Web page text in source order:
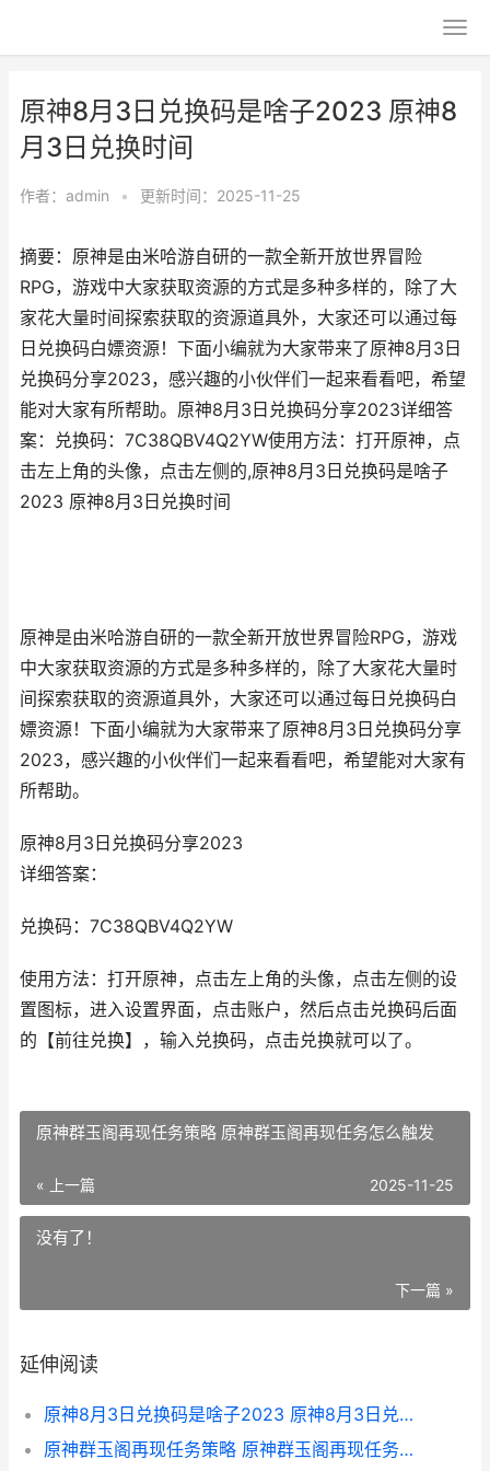
原神8月3日兑换码是啥子2023 原神8
月3日兑换时间
作者： admin • 更新时间：2025-11-25
摘要：原神是由米哈游自研的一款全新开放世界冒险
RPG，游戏中大家获取资源的方式是多种多样的，除了大
家花大量时间探索获取的资源道具外，大家还可以通过每
日兑换码白嫖资源！下面小编就为大家带来了原神8月3日
兑换码分享2023，感兴趣的小伙伴们一起来看看吧，希望
能对大家有所帮助。原神8月3日兑换码分享2023详细答
案：兑换码：7C38QBV4Q2YW使用方法：打开原神，点
击左上角的头像，点击左侧的,原神8月3日兑换码是啥子
2023 原神8月3日兑换时间
原神是由米哈游自研的一款全新开放世界冒险RPG，游戏
中大家获取资源的方式是多种多样的，除了大家花大量时
间探索获取的资源道具外，大家还可以通过每日兑换码白
嫖资源！下面小编就为大家带来了原神8月3日兑换码分享
2023，感兴趣的小伙伴们一起来看看吧，希望能对大家有
所帮助。
原神8月3日兑换码分享2023
详细答案：
兑换码：7C38QBV4Q2YW
使用方法：打开原神，点击左上角的头像，点击左侧的设
置图标，进入设置界面，点击账户，然后点击兑换码后面
的【前往兑换】，输入兑换码，点击兑换就可以了。
原神群玉阁再现任务策略 原神群玉阁再现任务怎么触发
« 上一篇 2025-11-25
没有了！
下一篇 »
延伸阅读
原神8月3日兑换码是啥子2023 原神8月3日兑换时间
原神群玉阁再现任务策略 原神群玉阁再现任务怎么触发